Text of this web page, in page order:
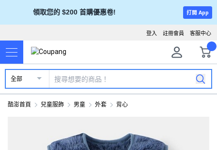
領取您的 $200 首購優惠卷! 打開 App
客服中心
註冊會員
登入
全部
酷澎首頁 兒童服飾 男童 外套 背心